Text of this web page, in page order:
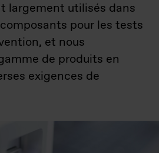
largement utilisés dans
pour les tests
et nous
de produits en
exigences de